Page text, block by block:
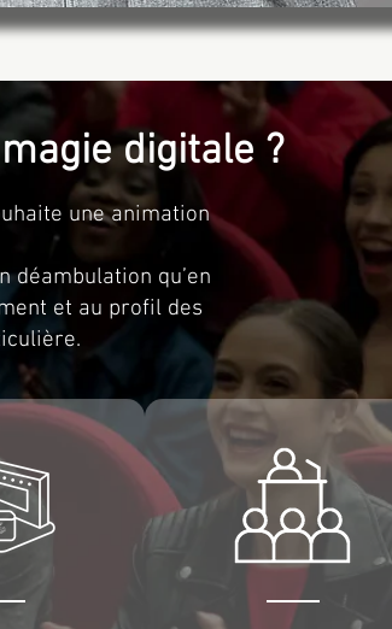
digitale ?
une animation
déambulation qu’en
et au profil des